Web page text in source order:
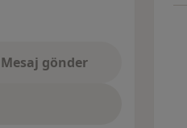
Mesaj gönder